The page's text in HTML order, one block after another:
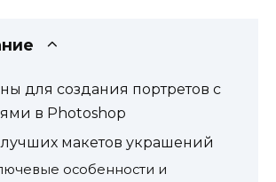
для создания портретов с
в Photoshop
макетов украшений
особенности и